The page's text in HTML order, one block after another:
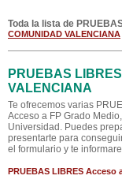
Toda la lista de
COMUNIDAD VALENCIANA
PRUEBAS
VALENCIANA
Te ofrecemos varias
Acceso a FP Grado
Universidad. Puedes
presentarte para
el formulario y te
PRUEBAS LIBRES